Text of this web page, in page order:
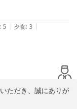
りとお寛ぎいただけ
対応してくださってい
いただきました。
: 5 | 夕食: 3 |
ただき、誠にありが